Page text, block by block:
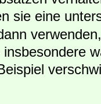
sie eine